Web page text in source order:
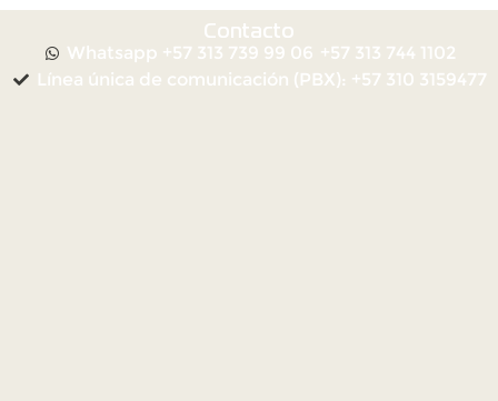
Contacto
Whatsapp +57 313 739 99 06 +57 313 744 1102
Línea única de comunicación (PBX): +57 310 3159477